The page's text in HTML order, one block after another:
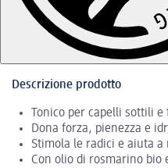
Descrizione prodotto
Tonico per capelli sottili
Dona forza, pienezza e
Stimola le radici e aiuta
Con olio di rosmarino bio